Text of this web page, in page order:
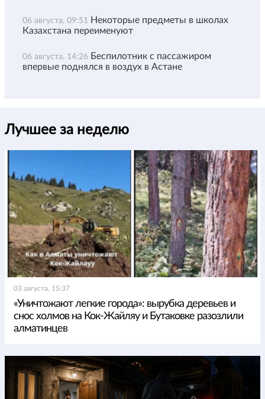
06 августа, 09:51 Некоторые предметы в школах
Казахстана переименуют
06 августа, 14:26 Беспилотник с пассажиром
впервые поднялся в воздух в Астане
Лучшее за неделю
03 августа, 15:37
«Уничтожают легкие города»: вырубка деревьев и
снос холмов на Кок-Жайляу и Бутаковке разозлили
алматинцев